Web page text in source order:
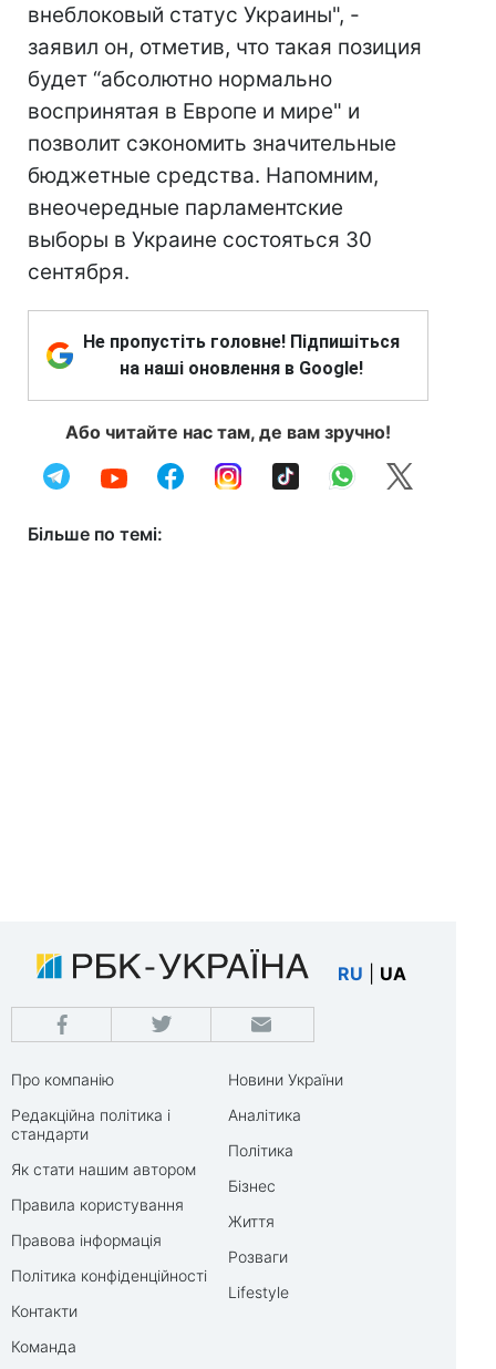
внеблоковый статус Украины", -
заявил он, отметив, что такая позиция
будет “абсолютно нормально
воспринятая в Европе и мире" и
позволит сэкономить значительные
бюджетные средства. Напомним,
внеочередные парламентские
выборы в Украине состояться 30
сентября.
Не пропустіть головне! Підпишіться
на наші оновлення в Google!
Або читайте нас там, де вам зручно!
Більше по темі:
RU UA
Про компанію
Редакційна політика і
стандарти
Як стати нашим автором
Правила користування
Правова інформація
Політика конфіденційності
Контакти
Команда
Новини України
Аналітика
Політика
Бізнес
Життя
Розваги
Lifestyle